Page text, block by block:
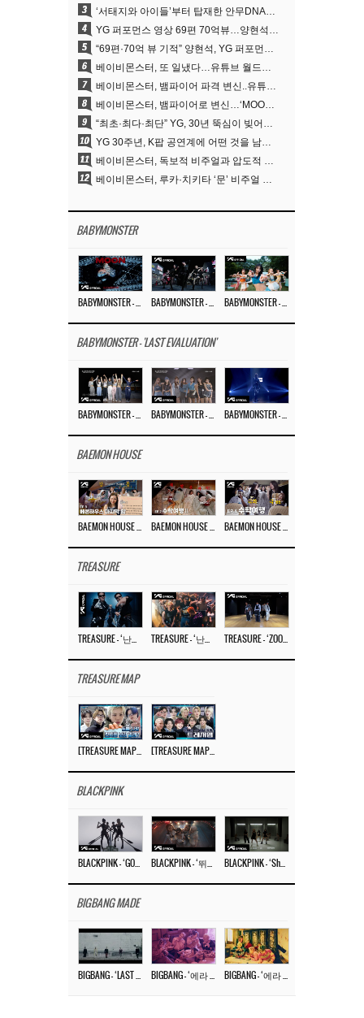
3 ‘서태지와 아이들’부터 탑재한 안무DNA…양현석, YG 퍼포먼스 비디오 70억 뷰 신화의 시작
4 YG 퍼포먼스 영상 69편 70억뷰…양현석 제작 철학 통했다
5 “69편·70억 뷰 기적” 양현석, YG 퍼포먼스 비디오 100% 직접 만든 이유
6 베이비몬스터, 또 일냈다…유튜브 월드와이드 1위
7 베이비몬스터, 뱀파이어 파격 변신..유튜브 트렌딩 1위 직행
8 베이비몬스터, 뱀파이어로 변신…‘MOON’으로 찍은 3개월 프로젝트
9 “최초·최다·최단” YG, 30년 뚝심이 빚어낸 K팝 투어의 새 지평
10 YG 30주년, K팝 공연계에 어떤 것을 남겼나
11 베이비몬스터, 독보적 비주얼과 압도적 소화력..’MOON’
12 베이비몬스터, 루카·치키타 ‘문’ 비주얼 공개…절제된 카리스마·유니크 비주얼
BABYMONSTER
BABYMONSTER - 'LAST EVALUATION'
BAEMON HOUSE
TREASURE
TREASURE MAP
BLACKPINK
BIGBANG MADE